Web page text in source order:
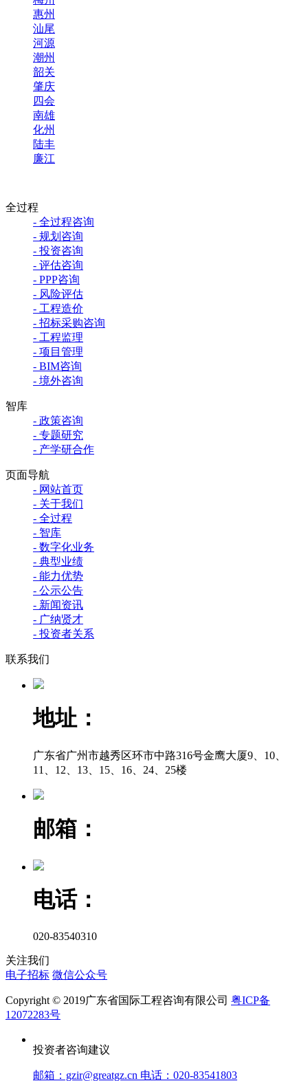
惠州
汕尾
河源
潮州
韶关
肇庆
四会
南雄
化州
陆丰
廉江
全过程
- 全过程咨询
- 规划咨询
- 投资咨询
- 评估咨询
- PPP咨询
- 风险评估
- 工程造价
- 招标采购咨询
- 工程监理
- 项目管理
- BIM咨询
- 境外咨询
智库
- 政策咨询
- 专题研究
- 产学研合作
页面导航
- 网站首页
- 关于我们
- 全过程
- 智库
- 数字化业务
- 典型业绩
- 能力优势
- 公示公告
- 新闻资讯
- 广纳贤才
- 投资者关系
联系我们
地址：
广东省广州市越秀区环市中路316号金鹰大厦9、10、
11、12、13、15、16、24、25楼
邮箱：
电话：
020-83540310
关注我们
电子招标 微信公众号
Copyright © 2019广东省国际工程咨询有限公司 粤ICP备
12072283号
投资者咨询建议
邮箱：gzir@greatgz.cn 电话：020-83541803